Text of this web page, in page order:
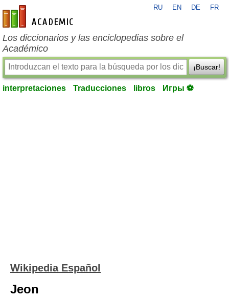
es-academic.com
RU EN DE FR
Los diccionarios y las enciclopedias sobre el
Académico
¡Buscar!
interpretaciones Traducciones libros Игры ⚽
Wikipedia Español
Jeon